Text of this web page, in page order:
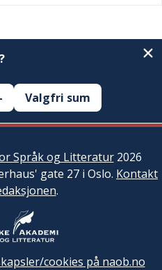
Valgfri sum
Språk og Litteratur2026
gate 27 i Oslo. Kontakt
.
cookies på naob.no